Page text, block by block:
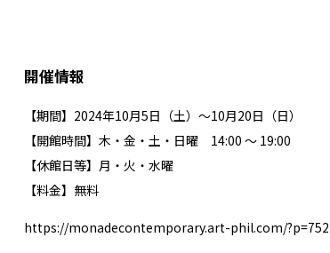
開催情報
【期間】2024年10月5日（土）〜10月20日（日）
【開館時間】木・金・土・日曜 14:00 ～ 19:00
【休館日等】月・火・水曜
【料金】無料
https://monadecontemporary.art-phil.com/?p=752